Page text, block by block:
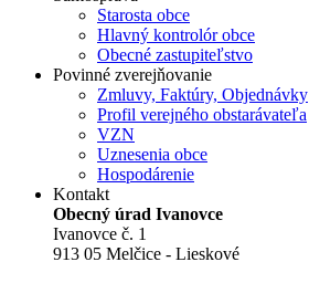
Starosta obce
Hlavný kontrolór obce
Obecné zastupiteľstvo
Povinné zverejňovanie
Zmluvy, Faktúry, Objednávky
Profil verejného obstarávateľa
VZN
Uznesenia obce
Hospodárenie
Kontakt
Obecný úrad Ivanovce
Ivanovce č. 1
913 05 Melčice - Lieskové